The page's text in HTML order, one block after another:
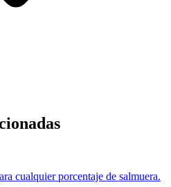
cualquier porcentaje de salmuera.